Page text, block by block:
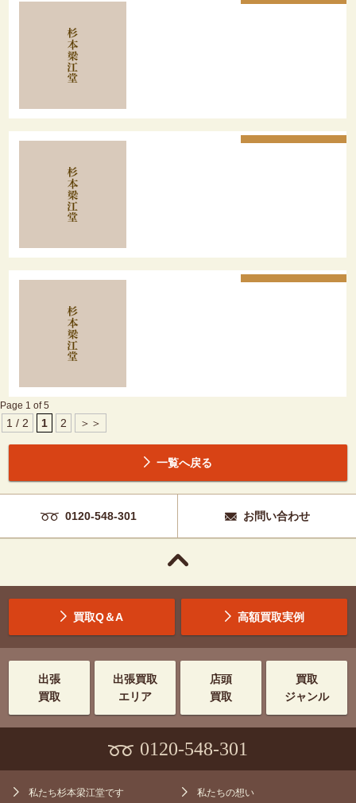
Page 1 of 5
1 / 2 1 2 ＞＞
一覧へ戻る
0120-548-301 お問い合わせ
買取Q＆A 高額買取実例
出張
買取
出張買取
エリア
店頭
買取
買取
ジャンル
0120-548-301
私たち杉本梁江堂です 私たちの想い